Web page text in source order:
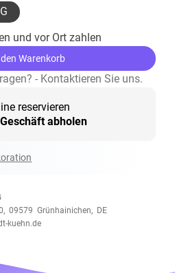
und vor Ort zahlen
Warenkorb
- Kontaktieren Sie uns.
reservieren
abholen
09579 Grünhainichen, DE
kuehn.de